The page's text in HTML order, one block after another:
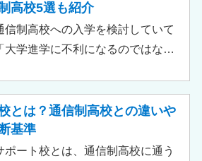
すく解説します。費用負担を抑え
れるのでチェックしてみましょ
う。
高校5選も紹介
信制高校への入学を検討していて
「大学進学に不利になるのではない
ではないでしょうか。 結論とし
、通信制高校に通っているからと
って大学進学に不利になることは
とは？通信制高校との違いや
基準
ポート校とは、通信制高校に通う